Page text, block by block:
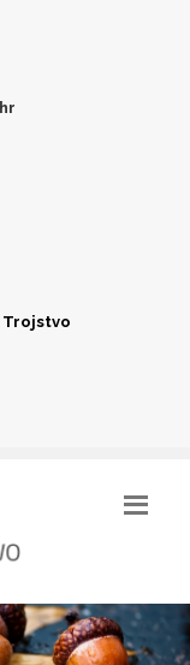
Trojstvo